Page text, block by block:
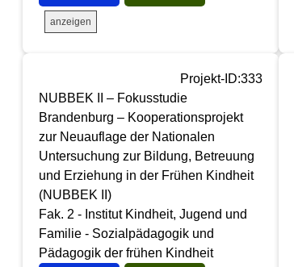
anzeigen
Projekt-ID:333
NUBBEK II – Fokusstudie
Brandenburg – Kooperationsprojekt
zur Neuauflage der Nationalen
Untersuchung zur Bildung, Betreuung
und Erziehung in der Frühen Kindheit
(NUBBEK II)
Fak. 2 - Institut Kindheit, Jugend und
Familie - Sozialpädagogik und
Pädagogik der frühen Kindheit